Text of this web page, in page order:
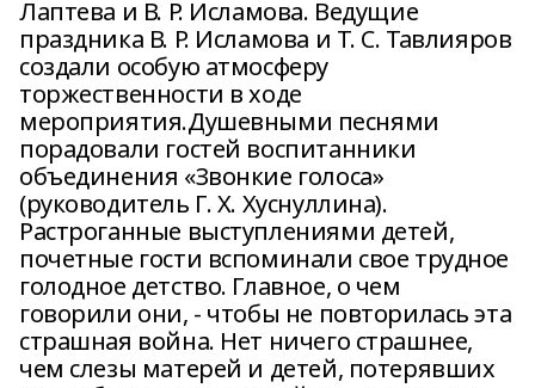
Лаптева и В. Р. Исламова. Ведущие
праздника В. Р. Исламова и Т. С. Тавлияров
создали особую атмосферу
торжественности в ходе
мероприятия.Душевными песнями
порадовали гостей воспитанники
объединения «Звонкие голоса»
(руководитель Г. Х. Хуснуллина).
Растроганные выступлениями детей,
почетные гости вспоминали свое трудное
голодное детство. Главное, о чем
говорили они, - чтобы не повторилась эта
страшная война. Нет ничего страшнее,
чем слезы матерей и детей, потерявших